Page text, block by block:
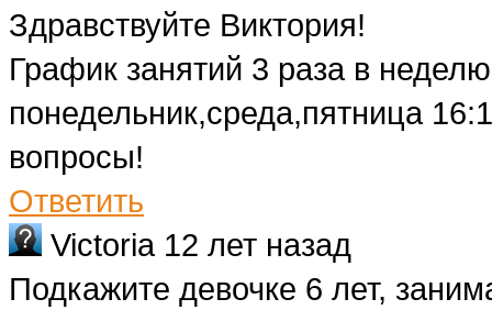
Здравствуйте Виктория!
График занятий 3 раза в
понедельник,среда,пятница
вопросы!
Ответить
Victoria 12 лет назад
Подкажите девочке 6 лет,